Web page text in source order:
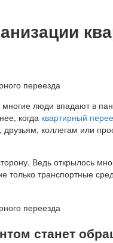
люди впадают в
когда квартирный
коллегам или
Ведь открылось
только транспортные
станет